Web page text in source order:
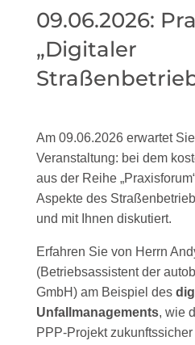
09.06.2026:
„Digitaler
Am 09.06.2026 erwartet
Veranstaltung: bei dem
aus der Reihe
Aspekte des
und mit Ihnen diskutiert.
Erfahren Sie von Herrn
(Betriebsassistent der a
GmbH) am Beispiel des
Unfallmanagements, wie
PPP-Projekt